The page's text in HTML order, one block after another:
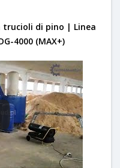
trucioli di pino | Linea
4000 (MAX+)